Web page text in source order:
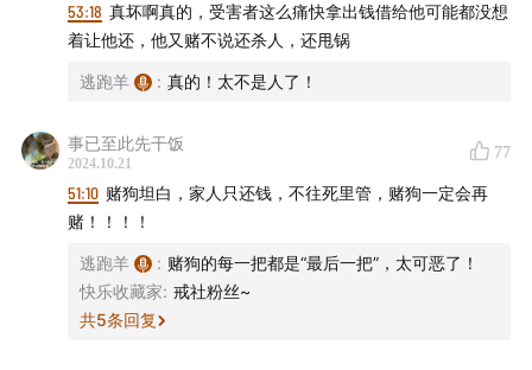
乌国庆靠几个细微的线索迅速锁定凶手范围。
1987年，山东发生一起性质极其恶劣的灭门杀人案，证据
53:18 真坏啊真的，受害者这么痛快拿出钱借给他可能都没想
着让他还，他又赌不说还杀人，还甩锅
逃跑羊 : 真的！太不是人了！
事已至此先干饭
2024.10.21
77
51:10 赌狗坦白，家人只还钱，不往死里管，赌狗一定会再
赌！！！！
逃跑羊 : 赌狗的每一把都是“最后一把”，太可恶了！
快乐收藏家: 戒社粉丝~
共5条回复